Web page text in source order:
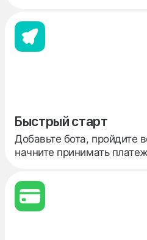
Быстрый старт
Добавьте бота, пройдите
начните принимать